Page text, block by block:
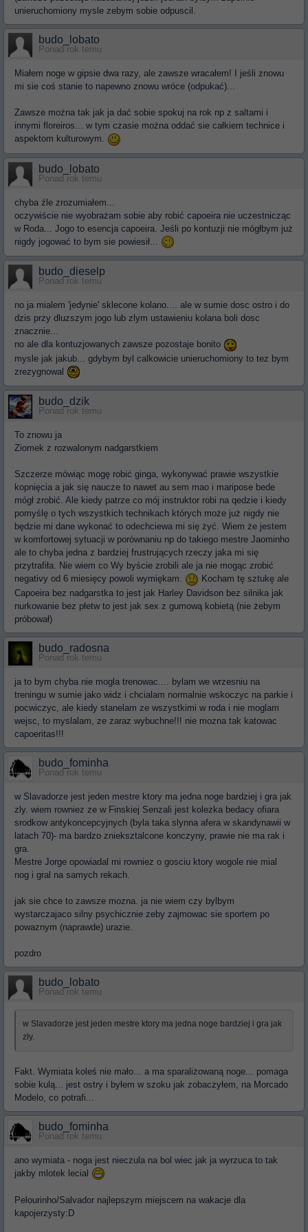
unieruchomiony mysle zebym sobie odpuscil.
budo_lobato
Ponad rok temu
Miałem noge w gipsie dwa razy, ale zawsze wracałem! I jeśli znowu
mi sie coś stanie to napewno znowu wróce (odpukać)...
Zawsze można tak jak ja dać sobie spokuj na rok np z saltami i
innymi floreiros... w tym czasie można oddać sie całkiem technice i
aspektom kulturowym.
budo_lobato
Ponad rok temu
chyba źle zrozumiałem...
oczywiście nie wyobrażam sobie aby robić capoeira nie uczestnicząc
w Roda... Jogo to esencja capoeira. Jeśli po kontuzji nie mógłbym już
nigdy jogować to bym sie powiesił...
budo_dieselp
Ponad rok temu
no ja mialem 'jedynie' sklecone kolano.... ale w sumie dosc ostro i do
dzis przy dluzszym jogo lub zlym ustawieniu kolana boli dosc
znacznie...
no ale dla kontuzjowanych zawsze pozostaje bonito
mysle jak jakub... gdybym byl calkowicie unieruchomiony to tez bym
zrezygnowal
budo_dzik
Ponad rok temu
To znowu ja
Ziomek z rozwalonym nadgarstkiem
Szczerze mówiąc mogę robić ginga, wykonywać prawie wszystkie
kopnięcia a jak się naucze to nawet au sem mao i maripose bede
mógł zrobić. Ale kiedy patrze co mój instruktor robi na qedzie i kiedy
pomyślę o tych wszystkich technikach których może już nigdy nie
będzie mi dane wykonać to odechciewa mi się żyć. Wiem że jestem
w komfortowej sytuacji w porównaniu np do takiego mestre Jaominho
ale to chyba jedna z bardziej frustrujących rzeczy jaka mi się
przytrafiła. Nie wiem co Wy byście zrobili ale ja nie mogąc zrobić
negativy od 6 miesięcy powoli wymiękam.
Kocham tę sztukę ale
Capoeira bez nadgarstka to jest jak Harley Davidson bez silnika jak
nurkowanie bez płetw to jest jak sex z gumową kobietą (nie żebym
próbował)
budo_radosna
Ponad rok temu
ja to bym chyba nie mogla trenowac.... bylam we wrzesniu na
treningu w sumie jako widz i chcialam normalnie wskoczyc na parkie i
pocwiczyc, ale kiedy stanelam ze wszystkimi w roda i nie moglam
wejsc, to myslalam, ze zaraz wybuchne!!! nie mozna tak katowac
capoeritas!!!
budo_fominha
Ponad rok temu
w Slavadorze jest jeden mestre ktory ma jedna noge bardziej i gra jak
zly. wiem rowniez ze w Finskiej Senzali jest kolezka bedacy ofiara
srodkow antykoncepcyjnych (byla taka slynna afera w skandynawii w
latach 70)- ma bardzo znieksztalcone konczyny, prawie nie ma rak i
gra.
Mestre Jorge opowiadal mi rowniez o gosciu ktory wogole nie mial
nog i gral na samych rekach.
jak sie chce to zawsze mozna. ja nie wiem czy bylbym
wystarczajaco silny psychicznie zeby zajmowac sie sportem po
powaznym (naprawde) urazie.
pozdro
budo_lobato
Ponad rok temu
w Slavadorze jest jeden mestre ktory ma jedna noge bardziej i gra jak
zly.
Fakt. Wymiata koleś nie mało... a ma sparaliżowaną noge... pomaga
sobie kulą... jest ostry i byłem w szoku jak zobaczyłem, na Morcado
Modelo, co potrafi...
budo_fominha
Ponad rok temu
ano wymiata - noga jest nieczula na bol wiec jak ja wyrzuca to tak
jakby mlotek lecial
Pelourinho/Salvador najlepszym miejscem na wakacje dla
kapojerzysty:D